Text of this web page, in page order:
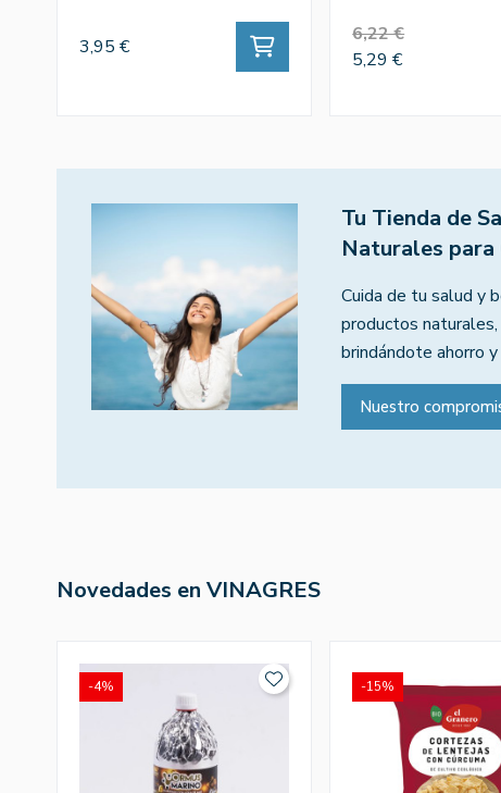
3,95 €
6,22 €
5,29 €
Tu Tienda de
Naturales
Cuida de tu salud y
productos
brindándote ahorro
Nuestro
Novedades en VINAGRES
-4% -15%